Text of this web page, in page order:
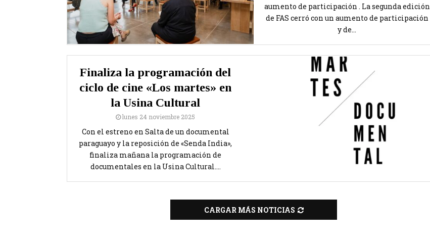
aumento de participación . La segunda edición
de FAS cerró con un aumento de participación
y de...
Finaliza la programación del
ciclo de cine «Los martes» en
la Usina Cultural
lunes 24 noviembre 2025
Con el estreno en Salta de un documental
paraguayo y la reposición de «Senda India»,
finaliza mañana la programación de
documentales en la Usina Cultural....
CARGAR MÁS NOTICIAS